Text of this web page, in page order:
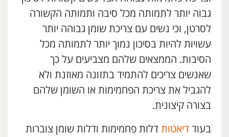
גבוה יותר לתמותה מכל סיבה ותמותה הקשורה
לסרטן, וכי נשים עם צריכת שומן גבוהה יותר
עשויות להיות בסיכון נמוך יותר לתמותה מכל
הסיבות. הממצאים שלהם מצביעים על כך
שאנשים צריכים להתמיד בתזונה מאוזנת ולא
להגביל את צריכת הפחמימות או השומן שלהם
בצורה קיצונית.
בעוד דיאטות דלות פחמימות ודלות שומן צוברות